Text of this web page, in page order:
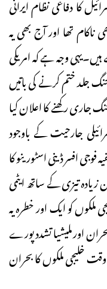
تھا اور آج بھی یہ
وجہ ہے کہ امریکی
جلد ختم کرنے کی باتیں
جاری رکھنے کا اعلان کیا
جارحیت کے باوجود
افسر ڈینی اسٹورینو کا
تیزی کے ساتھ ایٹمی
کو ایک اور خطرہ یہ
اور ملیشیا تشدد پورے
خلیجی ملکوں کا بحران